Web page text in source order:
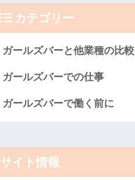
カテゴリー
ガールズバーと他業種の比較
ガールズバーでの仕事
ガールズバーで働く前に
サイト情報